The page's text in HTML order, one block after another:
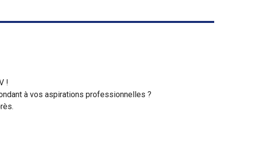
!
à vos aspirations professionnelles ?